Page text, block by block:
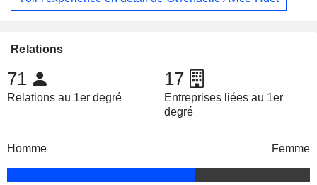
Relations
71
Relations au 1er degré
17
Entreprises liées au 1er
degré
Homme Femme